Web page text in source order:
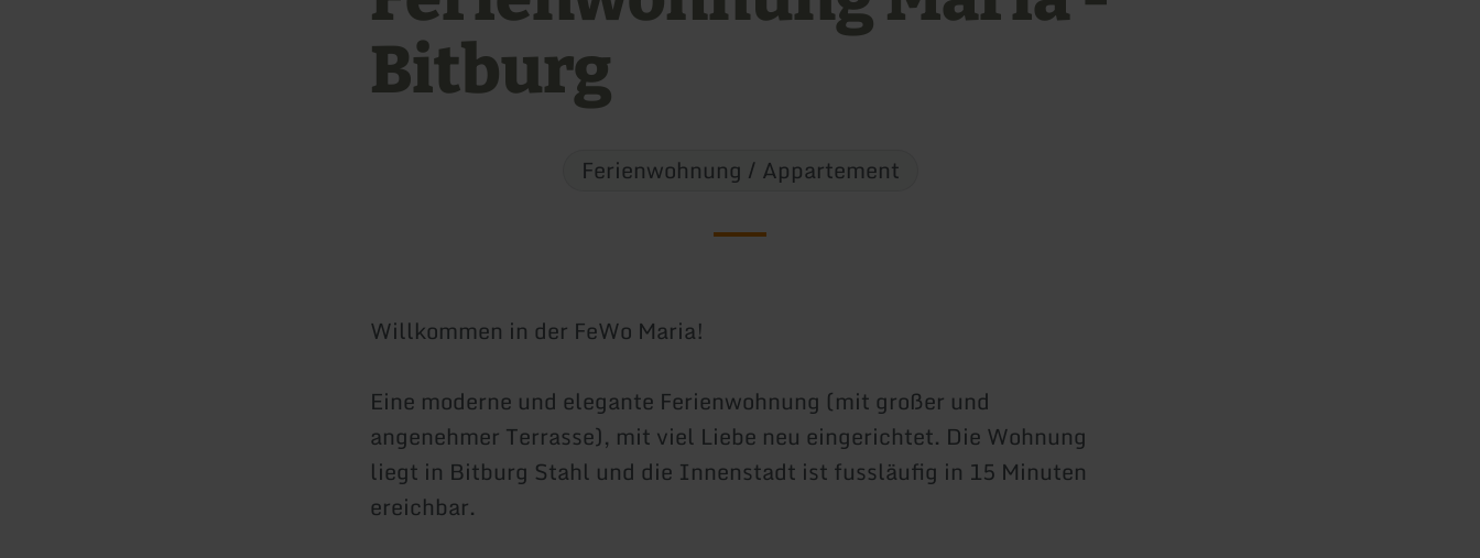
Bitburg
Ferienwohnung / Appartement
Willkommen in der FeWo Maria!
Eine moderne und elegante Ferienwohnung (mit großer und
angenehmer Terrasse), mit viel Liebe neu eingerichtet. Die Wohnung
liegt in Bitburg Stahl und die Innenstadt ist fussläufig in 15 Minuten
ereichbar.